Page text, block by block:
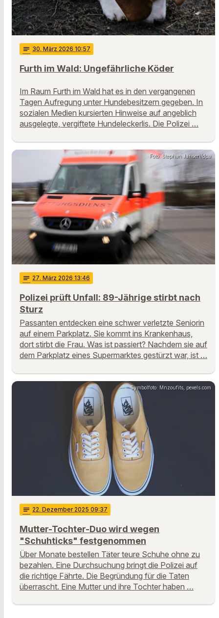
notes 30. März 2026 10:57
Furth im Wald: Ungefährliche Köder
Im Raum Furth im Wald hat es in den vergangenen
Tagen Aufregung unter Hundebesitzern gegeben. In
sozialen Medien kursierten Hinweise auf angeblich
ausgelegte, vergiftete Hundeleckerlis. Die Polizei …
Foto: Stephan Jansen/dpa
notes 27. März 2026 13:46
Polizei prüft Unfall: 89-Jährige stirbt nach
Sturz
Passanten entdecken eine schwer verletzte Seniorin
auf einem Parkplatz. Sie kommt ins Krankenhaus,
dort stirbt die Frau. Was ist passiert? Nachdem sie auf
dem Parkplatz eines Supermarktes gestürzt war, ist …
Symbolfoto: Mnzoufits, pexels.com
notes 22. Dezember 2025 09:37
Mutter-Tochter-Duo wird wegen
"Schuhticks" festgenommen
Über Monate bestellen Täter teure Schuhe ohne zu
bezahlen. Eine Durchsuchung bringt die Polizei auf
die richtige Fährte. Die Begründung für die Taten
überrascht. Eine Mutter und ihre Tochter haben …